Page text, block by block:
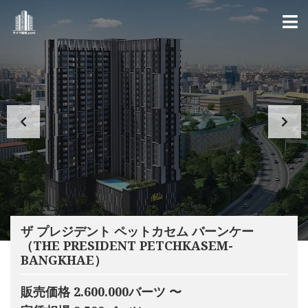
ザ プレジデント ペットカセム バーンケー
（THE PRESIDENT PETCHKASEM-
BANGKHAE）
販売価格 2.600.000バーツ 〜